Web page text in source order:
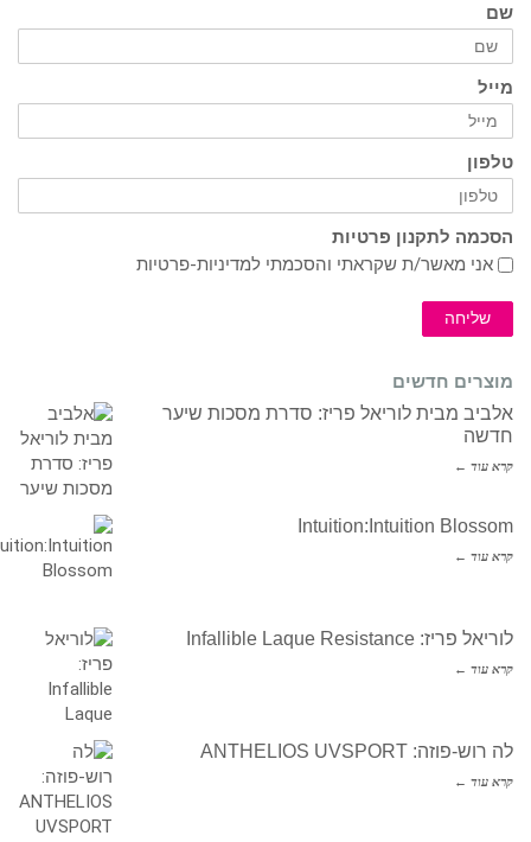
שם
מייל
טלפון
הסכמה לתקנון פרטיות
אני מאשר/ת שקראתי והסכמתי למדיניות-פרטיות
שליחה
מוצרים חדשים
אלביב מבית לוריאל פריז: סדרת מסכות שיער
חדשה
קרא עוד ←
Intuition:Intuition Blossom
קרא עוד ←
לוריאל פריז: Infallible Laque Resistance
קרא עוד ←
לה רוש-פוזה: ANTHELIOS UVSPORT
קרא עוד ←